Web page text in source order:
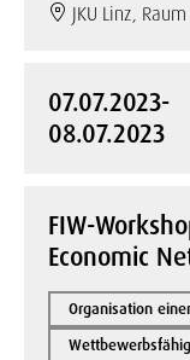
JKU Linz,
07.07.2023-
08.07.2023
FIW-
Economic
Organisation